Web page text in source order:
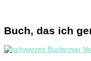
Buch, das ich